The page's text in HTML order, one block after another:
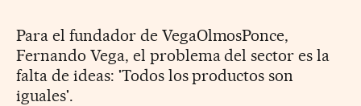
Para el fundador de VegaOlmosPonce,
Fernando Vega, el problema del sector es la
falta de ideas: 'Todos los productos son
iguales'.